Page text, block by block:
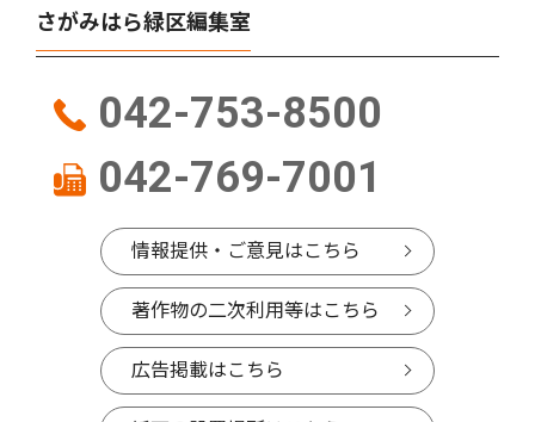
さがみはら緑区編集室
042-753-8500
042-769-7001
情報提供・ご意見はこちら
著作物の二次利用等はこちら
広告掲載はこちら